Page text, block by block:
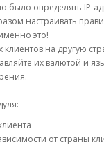
было определять IP-
настраивать
это!
на другую
их валютой и
от страны